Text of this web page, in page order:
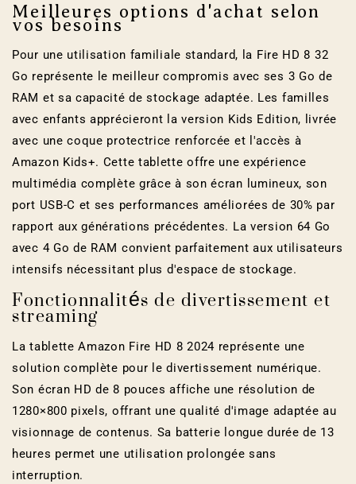
Meilleures options d'achat selon
vos besoins
Pour une utilisation familiale standard, la Fire HD 8 32
Go représente le meilleur compromis avec ses 3 Go de
RAM et sa capacité de stockage adaptée. Les familles
avec enfants apprécieront la version Kids Edition, livrée
avec une coque protectrice renforcée et l'accès à
Amazon Kids+. Cette tablette offre une expérience
multimédia complète grâce à son écran lumineux, son
port USB-C et ses performances améliorées de 30% par
rapport aux générations précédentes. La version 64 Go
avec 4 Go de RAM convient parfaitement aux utilisateurs
intensifs nécessitant plus d'espace de stockage.
Fonctionnalités de divertissement et
streaming
La tablette Amazon Fire HD 8 2024 représente une
solution complète pour le divertissement numérique.
Son écran HD de 8 pouces affiche une résolution de
1280×800 pixels, offrant une qualité d'image adaptée au
visionnage de contenus. Sa batterie longue durée de 13
heures permet une utilisation prolongée sans
interruption.